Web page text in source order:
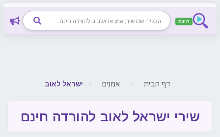
חינם
דף הבית אמנים ישראל לאוב
שירי ישראל לאוב להורדה חינם